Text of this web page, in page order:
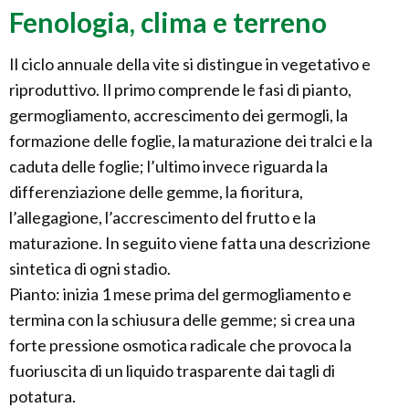
Fenologia, clima e terreno
Il ciclo annuale della vite si distingue in vegetativo e
riproduttivo. Il primo comprende le fasi di pianto,
germogliamento, accrescimento dei germogli, la
formazione delle foglie, la maturazione dei tralci e la
caduta delle foglie; l’ultimo invece riguarda la
differenziazione delle gemme, la fioritura,
l’allegagione, l’accrescimento del frutto e la
maturazione. In seguito viene fatta una descrizione
sintetica di ogni stadio.
Pianto: inizia 1 mese prima del germogliamento e
termina con la schiusura delle gemme; si crea una
forte pressione osmotica radicale che provoca la
fuoriuscita di un liquido trasparente dai tagli di
potatura.